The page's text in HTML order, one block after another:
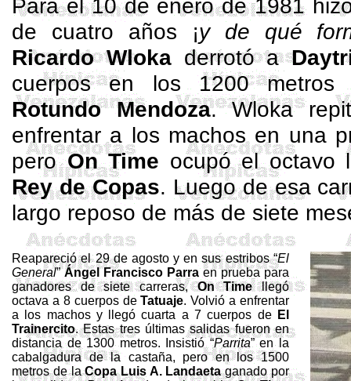
Para el 10 de enero de 1981
de cuatro años ¡y de qué
RicardoWlokaderrotó a
cuerpos en los 1200
Rotundo Mendoza.Wloka
enfrentar a los machos en una
peroOnTime ocupó el octavo
Rey de Copas. Luego de esa
largo reposo de más de siete
Reapareció el 29 de agosto y en sus estribos “El
General”Ángel Francisco Parraen prueba para
ganadores de siete carreras,OnTimellegó
octava a 8 cuerpos deTatuaje. Volvió a enfrentar
a los machos y llegó cuarta a 7 cuerpos de El
Trainercito. Estas tres últimas salidas fueron en
distancia de 1300 metros. Insistió “Parrita” en la
cabalgadura de la castaña, pero en los 1500
metros de laCopa Luis A. Landaetaganado por